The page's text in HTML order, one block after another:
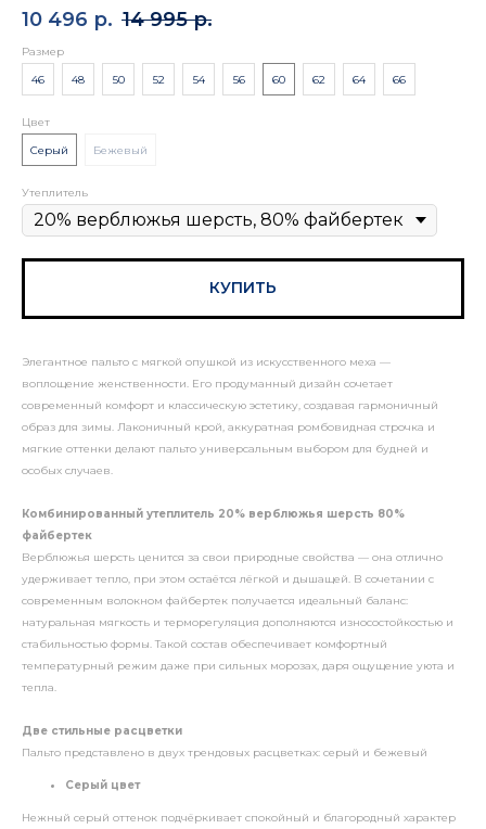
10 496 р. 14 995 р.
Размер
46
48 50 52 54 56 60 62 64 66
Цвет
Серый
Бежевый
Утеплитель
КУПИТЬ
Элегантное пальто с мягкой опушкой из искусственного меха —
воплощение женственности. Его продуманный дизайн сочетает
современный комфорт и классическую эстетику, создавая гармоничный
образ для зимы. Лаконичный крой, аккуратная ромбовидная строчка и
мягкие оттенки делают пальто универсальным выбором для будней и
особых случаев.
Комбинированный утеплитель 20% верблюжья шерсть 80%
файбертек
Верблюжья шерсть ценится за свои природные свойства — она отлично
удерживает тепло, при этом остаётся лёгкой и дышащей. В сочетании с
современным волокном файбертек получается идеальный баланс:
натуральная мягкость и терморегуляция дополняются износостойкостью и
стабильностью формы. Такой состав обеспечивает комфортный
температурный режим даже при сильных морозах, даря ощущение уюта и
тепла.
Две стильные расцветки
Пальто представлено в двух трендовых расцветках: серый и бежевый
Серый цвет
Нежный серый оттенок подчёркивает спокойный и благородный характер